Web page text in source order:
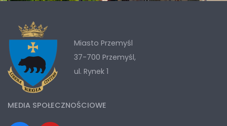
Miasto Przemyśl
37-700 Przemyśl,
ul. Rynek 1
MEDIA SPOŁECZNOŚCIOWE